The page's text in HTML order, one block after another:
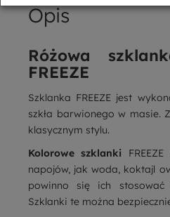
Opis
Różowa
FREEZE
Szklanka FREEZE jest
szkła barwionego w masie.
klasycznym stylu.
Kolorowe szklanki
napojów, jak woda, koktajl
powinno się ich
Szklanki te można